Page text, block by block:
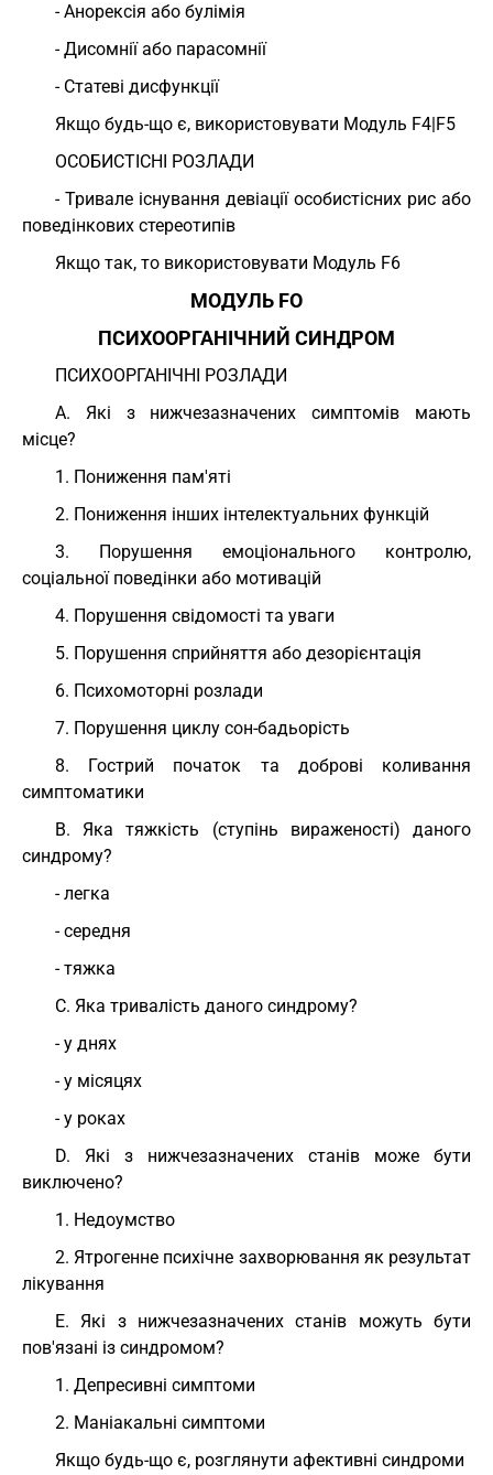
- Анорексія або булімія
- Дисомнії або парасомнії
- Статеві дисфункції
Якщо будь-що є, використовувати Модуль F4|F5
ОСОБИСТІСНІ РОЗЛАДИ
- Тривале існування девіації особистісних рис або
поведінкових стереотипів
Якщо так, то використовувати Модуль F6
МОДУЛЬ FO
ПСИХООРГАНІЧНИЙ СИНДРОМ
ПСИХООРГАНІЧНІ РОЗЛАДИ
А. Які з нижчезазначених симптомів мають
місце?
1. Пониження пам'яті
2. Пониження інших інтелектуальних функцій
3. Порушення емоціонального контролю,
соціальної поведінки або мотивацій
4. Порушення свідомості та уваги
5. Порушення сприйняття або дезорієнтація
6. Психомоторні розлади
7. Порушення циклу сон-бадьорість
8. Гострий початок та доброві коливання
симптоматики
В. Яка тяжкість (ступінь вираженості) даного
синдрому?
- легка
- середня
- тяжка
С. Яка тривалість даного синдрому?
- у днях
- у місяцях
- у роках
D. Які з нижчезазначених станів може бути
виключено?
1. Недоумство
2. Ятрогенне психічне захворювання як результат
лікування
Е. Які з нижчезазначених станів можуть бути
пов'язані із синдромом?
1. Депресивні симптоми
2. Маніакальні симптоми
Якщо будь-що є, розглянути афективні синдроми